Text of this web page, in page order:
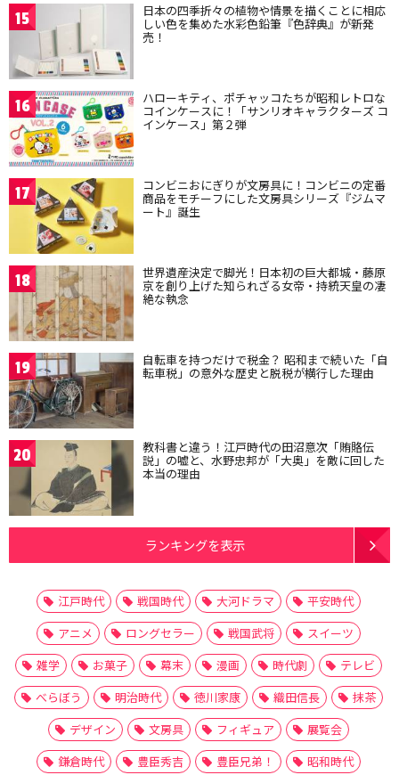
15 日本の四季折々の植物や情景を描くことに相応
しい色を集めた水彩色鉛筆『色辞典』が新発
売！
16 ハローキティ、ポチャッコたちが昭和レトロな
コインケースに！「サンリオキャラクターズ コ
インケース」第２弾
17 コンビニおにぎりが文房具に！コンビニの定番
商品をモチーフにした文房具シリーズ『ジムマ
ート』誕生
18 世界遺産決定で脚光！日本初の巨大都城・藤原
京を創り上げた知られざる女帝・持統天皇の凄
絶な執念
19 自転車を持つだけで税金？ 昭和まで続いた「自
転車税」の意外な歴史と脱税が横行した理由
20 教科書と違う！江戸時代の田沼意次「賄賂伝
説」の嘘と、水野忠邦が「大奥」を敵に回した
本当の理由
ランキングを表示
江戸時代 戦国時代 大河ドラマ
平安時代
アニメ
ロングセラー 戦国武将
スイーツ
雑学
お菓子 幕末 漫画 時代劇
テレビ
べらぼう
明治時代 徳川家康 織田信長
抹茶
デザイン
文房具 フィギュア
展覧会
鎌倉時代
豊臣秀吉 豊臣兄弟！
昭和時代